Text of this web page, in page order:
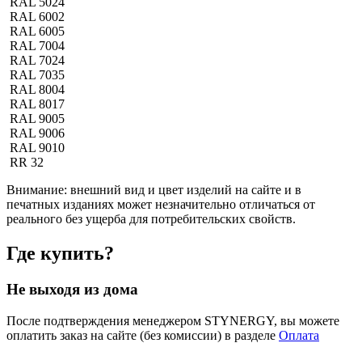
RAL 6002
RAL 6005
RAL 7004
RAL 7024
RAL 7035
RAL 8004
RAL 8017
RAL 9005
RAL 9006
RAL 9010
RR 32
Внимание: внешний вид и цвет изделий на сайте и в
печатных изданиях может незначительно отличаться от
реального без ущерба для потребительских свойств.
Где купить?
Не выходя из дома
После подтверждения менеджером STYNERGY, вы можете
оплатить заказ на сайте (без комиссии) в разделе Оплата